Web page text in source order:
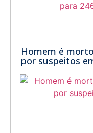
Homem é
por suspeitos